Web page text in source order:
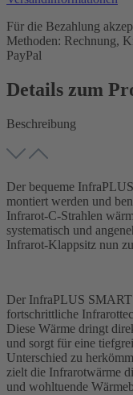
Für die Bezahlung
Methoden: Rechnung,
PayPal
Details zum
Beschreibung
Der bequeme
montiert werden und
Infrarot-C-Strahlen
systematisch und
Infrarot-Klappsitz nun
Der InfraPLUS
fortschrittliche
Diese Wärme dringt
und sorgt für eine
Unterschied zu
zielt die Infrarotwärme
und wohltuende